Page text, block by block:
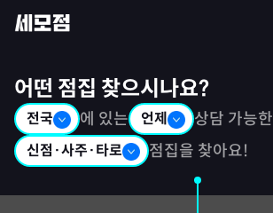
어떤 점집 찾으시나요?
전국 에 있는 언제 상담 가능한
신점·사주·타로 점집을 찾아요!